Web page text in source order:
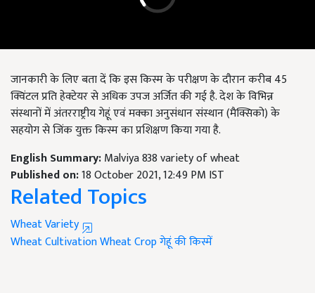
जानकारी के लिए बता दें कि इस किस्म के परीक्षण के दौरान करीब 45
क्विंटल प्रति हेक्टेयर से अधिक उपज अर्जित की गई है. देश के विभिन्न
संस्थानों में अंतरराष्ट्रीय गेहूं एवं मक्का अनुसंधान संस्थान (मैक्सिको) के
सहयोग से जिंक युक्त किस्म का प्रशिक्षण किया गया है.
English Summary:Malviya 838 variety of wheat
Published on:18 October 2021, 12:49 PM IST
Related Topics
Wheat Variety
Wheat CultivationWheat Cropगेहूं की किस्में